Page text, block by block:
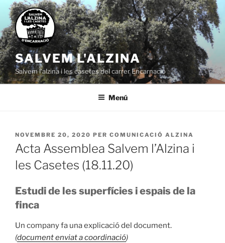
Vés
contingut
SALVEM L'ALZINA
Salvem l'alzina i les casetes del carrer Encarnació
Menú
PUBLICAT
A
NOVEMBRE 20, 2020 PER COMUNICACIÓ ALZINA
Acta Assemblea Salvem l’Alzina i
les Casetes (18.11.20)
Estudi de les superfícies i espais de la
finca
Un company fa una explicació del document.
(document enviat a coordinació)